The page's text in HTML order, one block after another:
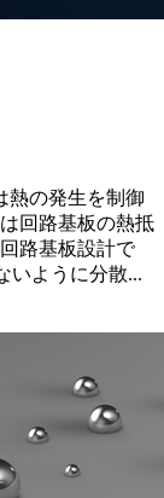
熱の発生を制御
回路基板の熱抵
路基板設計で
いように分散...